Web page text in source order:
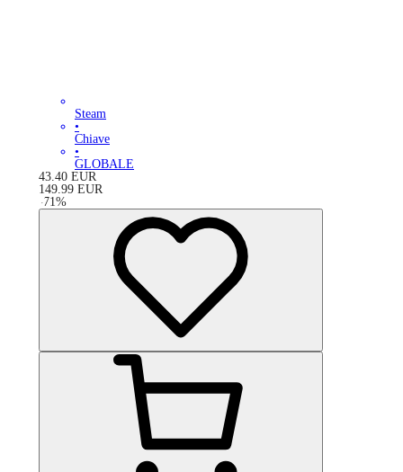
Steam
•
Chiave
•
GLOBALE
43.40 EUR
149.99 EUR
-71 %